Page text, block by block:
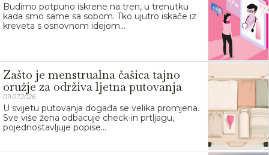
Budimo potpuno iskrene na tren, u trenutku
kada smo same sa sobom. Tko ujutro iskače iz
kreveta s osnovnom idejom...
Zašto je menstrualna čašica tajno
oružje za održiva ljetna putovanja
09.07.2026.
U svijetu putovanja događa se velika promjena.
Sve više žena odbacuje check-in prtljagu,
pojednostavljuje popise...